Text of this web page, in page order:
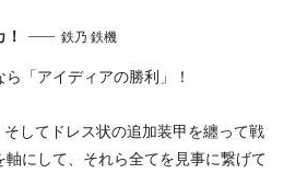
鉄乃 鉄機
「アイディアの勝利」！
してドレス状の追加装甲を纏って戦
にして、それら全てを見事に繋げて